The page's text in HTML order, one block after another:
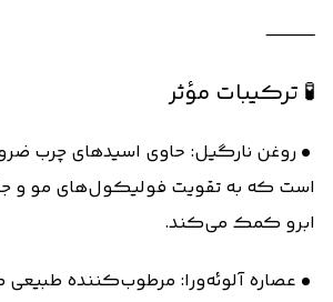
⸻
🧪 ترکیبات مؤثر
است که به تقویت فولیکول‌های مو و
ابرو کمک می‌کند.
• عصاره آلوئه‌ورا: مرطوب‌کننده